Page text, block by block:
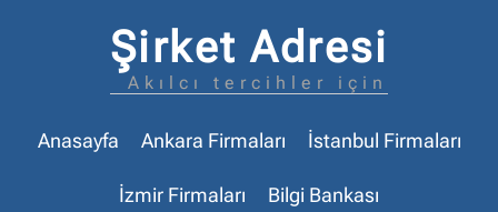
Şirket Adresi
Akılcı tercihler için
Anasayfa Ankara Firmaları İstanbul Firmaları
İzmir Firmaları Bilgi Bankası